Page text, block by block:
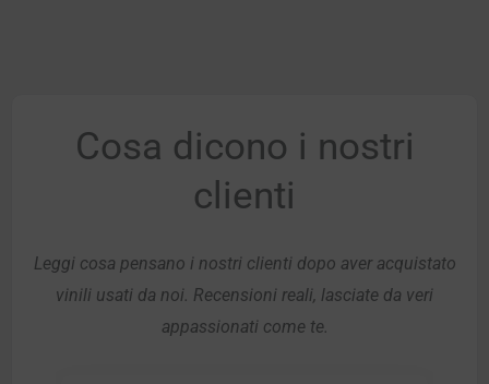
Cosa dicono i nostri
clienti
Leggi cosa pensano i nostri clienti dopo aver acquistato
vinili usati da noi. Recensioni reali, lasciate da veri
appassionati come te.